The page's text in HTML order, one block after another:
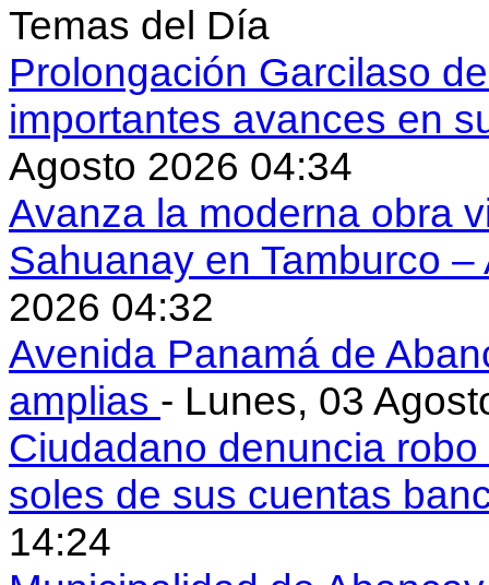
Temas del Día
Prolongación Garcilaso
importantes avances en
Agosto 2026 04:34
Avanza la moderna obra
Sahuanay en Tamburco
2026 04:32
Avenida Panamá de
amplias - Lunes, 03
Ciudadano denuncia
soles de sus cuentas
14:24